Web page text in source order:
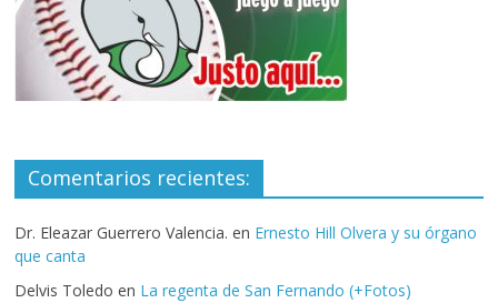
Comentarios recientes:
Dr. Eleazar Guerrero Valencia. en Ernesto Hill Olvera y su órgano
que canta
Delvis Toledo en La regenta de San Fernando (+Fotos)